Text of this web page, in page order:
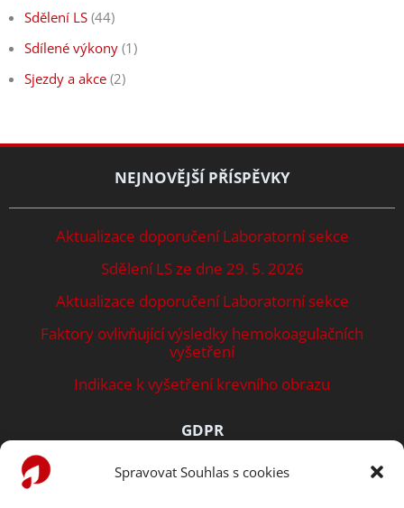
Spravovat Souhlas s cookies
Sdělení LS (44)
Sdílené výkony (1)
Sjezdy a akce (2)
NEJNOVĚJŠÍ PŘÍSPĚVKY
Aktualizace doporučení Laboratorní sekce
Sdělení LS ze dne 29. 5. 2026
Aktualizace doporučení Laboratorní sekce
Faktory ovlivňující výsledky hemokoagulačních
vyšetření
Indikace k vyšetření krevního obrazu
GDPR
Zásady ochrany osobních údajů